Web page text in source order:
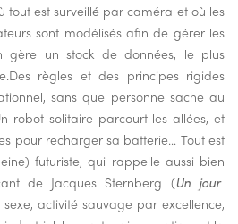
tout est surveillé par caméra et où les
sont modélisés afin de gérer les
un stock de données, le plus
règles et des principes rigides
sans que personne sache au
robot solitaire parcourt les allées, et
pour recharger sa batterie… Tout est
futuriste, qui rappelle aussi bien
de Jacques Sternberg (Un jour
sexe, activité sauvage par excellence,